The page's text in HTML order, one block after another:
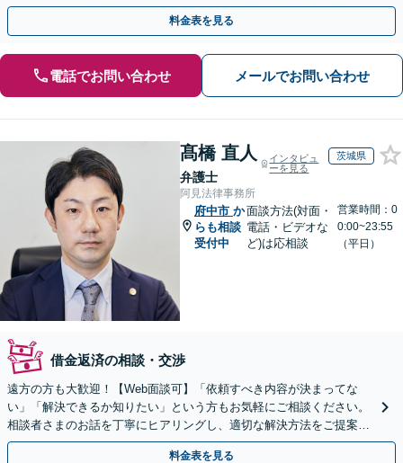
すく丁寧に説明するのでご安心ください【休日・夜間相談可】
料金表を見る
電話でお問い合わせ メールでお問い合わせ
髙橋 直人
弁護士
インタビュ
ーを見る
茨城県
阿見法律事務所
府中市 か
らも相談
受付中
面談方法(対面・
電話・ビデオな
ど)は応相談
営業時間：0
0:00~23:55
（平日）
借金返済の相談・交渉
遠方の方も大歓迎！【Web面談可】「依頼すべき内容が決まってな
い」「解決できるか知りたい」という方もお気軽にご相談ください。
相談者さまのお話を丁寧にヒアリングし、適切な解決方法をご提案い
たします
料金表を見る